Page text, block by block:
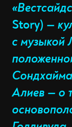
Story) —
с музыкой
Алиев — о